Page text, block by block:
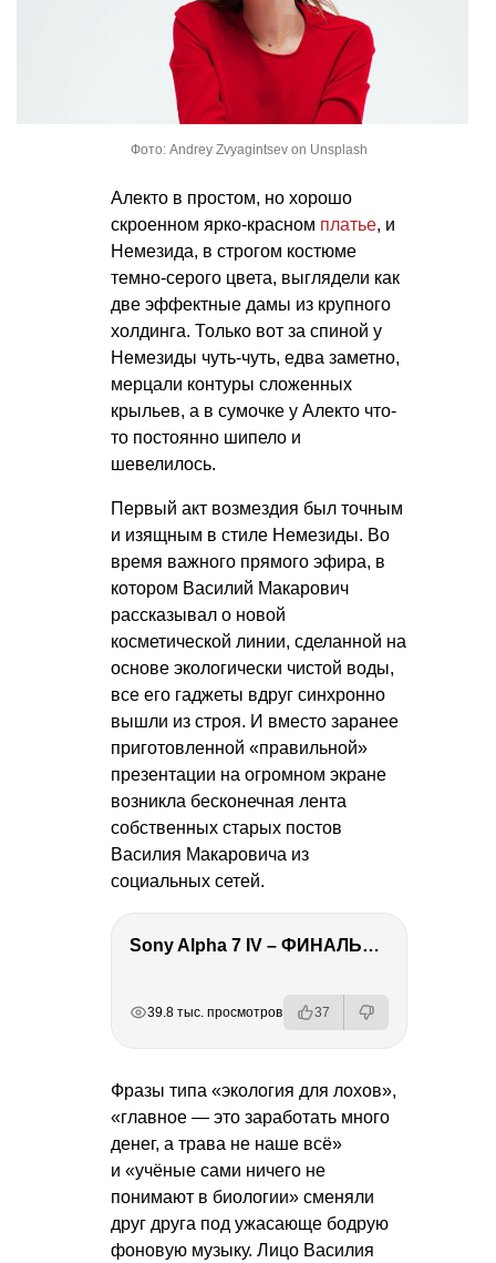
Фото: Andrey Zvyagintsev on Unsplash
Алекто в простом, но хорошо
скроенном ярко-красном платье, и
Немезида, в строгом костюме
темно-серого цвета, выглядели как
две эффектные дамы из крупного
холдинга. Только вот за спиной у
Немезиды чуть-чуть, едва заметно,
мерцали контуры сложенных
крыльев, а в сумочке у Алекто что-
то постоянно шипело и
шевелилось.
Первый акт возмездия был точным
и изящным в стиле Немезиды. Во
время важного прямого эфира, в
котором Василий Макарович
рассказывал о новой
косметической линии, сделанной на
основе экологически чистой воды,
все его гаджеты вдруг синхронно
вышли из строя. И вместо заранее
приготовленной «правильной»
презентации на огромном экране
возникла бесконечная лента
собственных старых постов
Василия Макаровича из
социальных сетей.
Sony Alpha 7 IV – ФИНАЛЬНЫЙ ОБЗОР
39.8 тыс. просмотров 37
Фразы типа «экология для лохов»,
«главное — это заработать много
денег, а трава не наше всё»
и «учёные сами ничего не
понимают в биологии» сменяли
друг друга под ужасающе бодрую
фоновую музыку. Лицо Василия